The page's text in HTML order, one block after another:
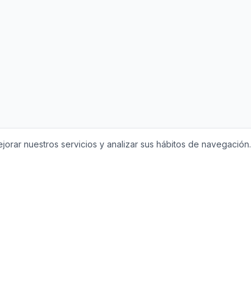
nuestros servicios y analizar sus hábitos de navegación.